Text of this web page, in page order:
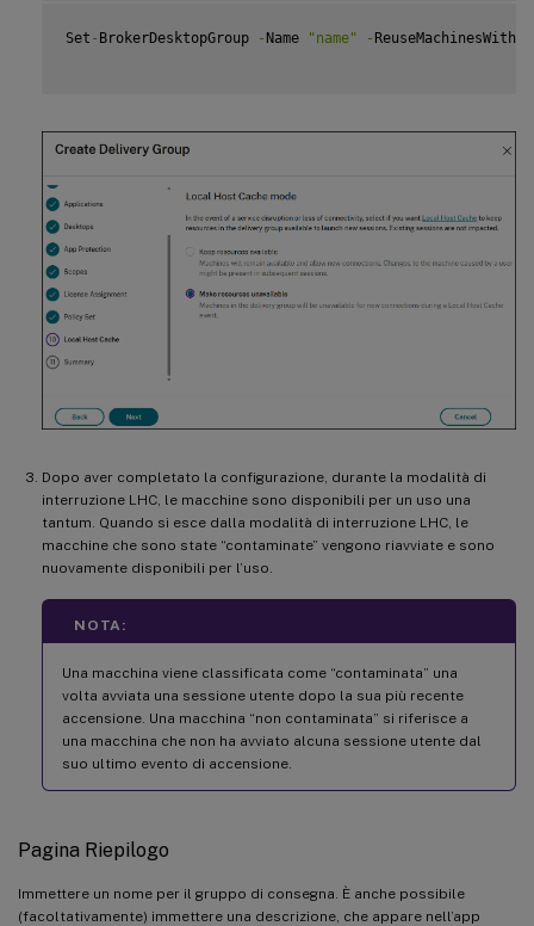
Set - BrokerDesktopGroup - Name "name" -
Dopo aver completato la configurazione, durante la modalità di
interruzione LHC, le macchine sono disponibili per un uso una
tantum. Quando si esce dalla modalità di interruzione LHC, le
macchine che sono state “contaminate” vengono riavviate e sono
nuovamente disponibili per l’uso.
NOTA:
Una macchina viene classificata come “contaminata” una
volta avviata una sessione utente dopo la sua più recente
accensione. Una macchina “non contaminata” si riferisce a
una macchina che non ha avviato alcuna sessione utente dal
suo ultimo evento di accensione.
Pagina Riepilogo
Immettere un nome per il gruppo di consegna. È anche possibile
(facoltativamente) immettere una descrizione, che appare nell’app